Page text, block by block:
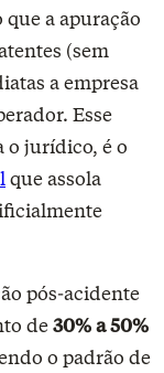
a apuração
(sem
a empresa
Esse
o jurídico, é o
que assola
pós-acidente
de30% a 50%
o padrão de